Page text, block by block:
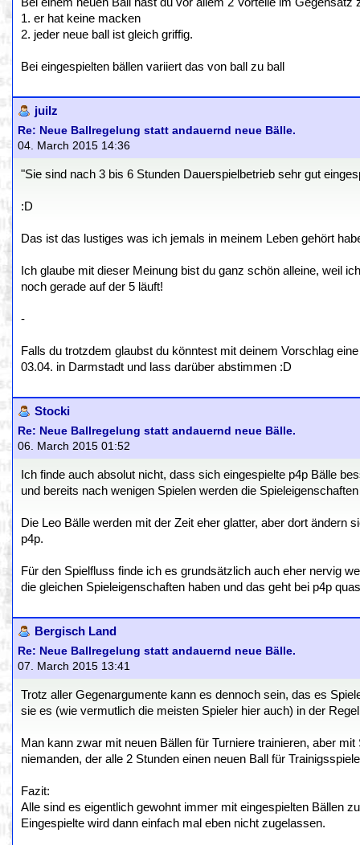
1. er hat keine macken
2. jeder neue ball ist gleich griffig.
Bei eingespielten bällen variiert das von ball zu ball
juilz
Re: Neue Ballregelung statt andauernd neue Bälle.
04. March 2015 14:36
"Sie sind nach 3 bis 6 Stunden Dauerspielbetrieb sehr gut
:D
Das ist das lustiges was ich jemals in meinem Leben gehört
Ich glaube mit dieser Meinung bist du ganz schön alleine, weil
noch gerade auf der 5 läuft!
-
Falls du trotzdem glaubst du könntest mit deinem Vorschlag
03.04. in Darmstadt und lass darüber abstimmen :D
Stocki
Re: Neue Ballregelung statt andauernd neue Bälle.
06. March 2015 01:52
Ich finde auch absolut nicht, dass sich eingespielte p4p Bälle
und bereits nach wenigen Spielen werden die
Die Leo Bälle werden mit der Zeit eher glatter, aber dort
p4p.
Für den Spielfluss finde ich es grundsätzlich auch eher nervig
die gleichen Spieleigenschaften haben und das geht bei p4p
Bergisch Land
Re: Neue Ballregelung statt andauernd neue Bälle.
07. March 2015 13:41
Trotz aller Gegenargumente kann es dennoch sein, das es
sie es (wie vermutlich die meisten Spieler hier auch) in der
Man kann zwar mit neuen Bällen für Turniere trainieren, aber
niemanden, der alle 2 Stunden einen neuen Ball für
Fazit:
Alle sind es eigentlich gewohnt immer mit eingespielten Bällen
Eingespielte wird dann einfach mal eben nicht zugelassen.